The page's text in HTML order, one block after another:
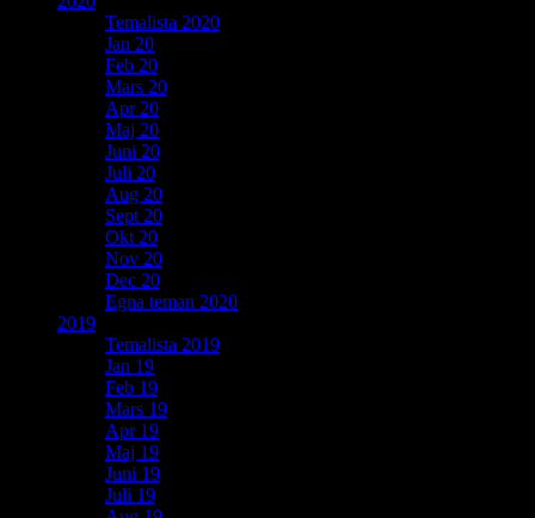
Temalista 2020
Jan 20
Feb 20
Mars 20
Apr 20
Maj 20
Juni 20
Juli 20
Aug 20
Sept 20
Okt 20
Nov 20
Dec 20
Egna teman 2020
2019
Temalista 2019
Jan 19
Feb 19
Mars 19
Apr 19
Maj 19
Juni 19
Juli 19